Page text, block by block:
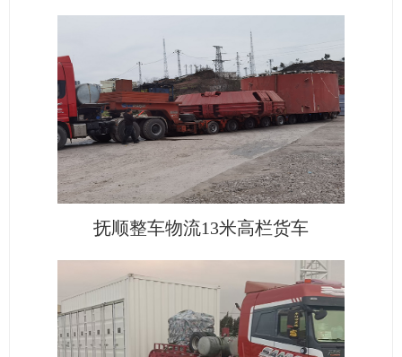
抚顺整车物流13米高栏货车